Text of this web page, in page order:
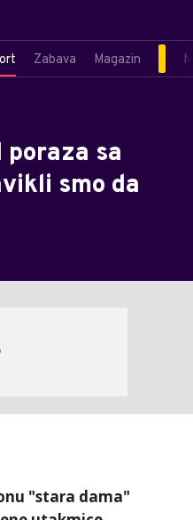
Zabava Magazin
poraza sa
smo da
"stara dama"